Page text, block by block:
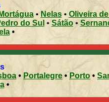
Mortágua•Nelas• Oliveira
do Sul • Sátão•
•
• Portalegre • Porto •
•